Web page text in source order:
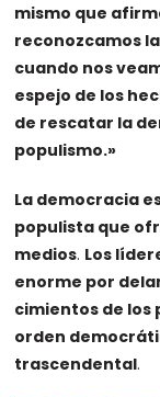
mismo que
reconozcamos
cuando nos
espejo de los
de rescatar la
populismo.»
La democracia
populista que
medios. Los
enorme por
cimientos de los
orden
trascendental.